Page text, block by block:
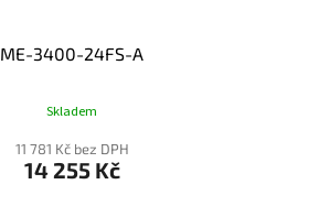
ME-3400-24FS-A
Skladem
11 781 Kč bez DPH
14 255 Kč